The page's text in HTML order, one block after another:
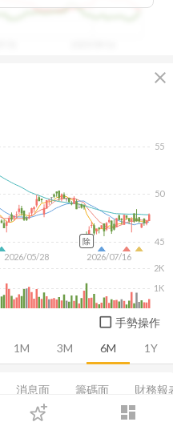
dashboard
登入
close
1M 3M 6M 1Y
2026/05/28 2026/07/16
45
50
55
1K
2K
除
手勢操作
消息面 籌碼面 財務報
股利政策